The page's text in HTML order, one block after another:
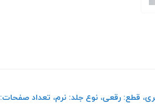
رقعی، نوع جلد: نرم، تعداد صفحات: 276 صفحه